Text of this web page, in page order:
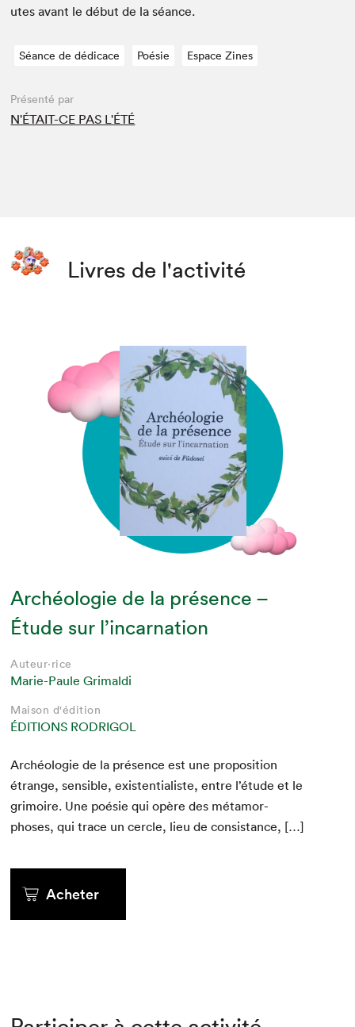
utes avant le début de la séance.
Séance de dédicace Poésie Espace Zines
Présenté par
N'ÉTAIT-CE PAS L'ÉTÉ
Livres de l'activité
Archéologie de la présence –
Étude sur l’incarnation
Auteur·rice
Marie-Paule Grimaldi
Maison d'édition
ÉDITIONS RODRIGOL
Archéolo­gie de la présence est une propo­si­tion
étrange, sen­si­ble, exis­ten­tial­iste, entre l’étude et le
gri­moire. Une poésie qui opère des méta­mor­
phoses, qui trace un cer­cle, lieu de consistance, […]
Acheter